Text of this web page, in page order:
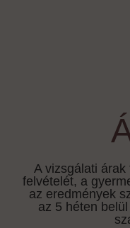
A vizsgálati
felvételét, a
az eredmények
az 5 héten